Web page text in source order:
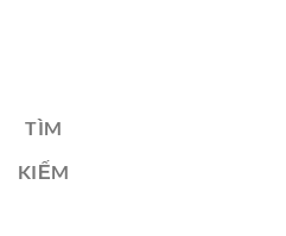
TÌM
KIẾM